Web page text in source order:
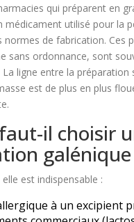
qui préparent en
médicament utilisé pour la
normes de fabrication. Ces
sans ordonnance, sont
ligne entre la préparation
est de plus en plus
il choisir
galénique
est indispensable :
à un excipient